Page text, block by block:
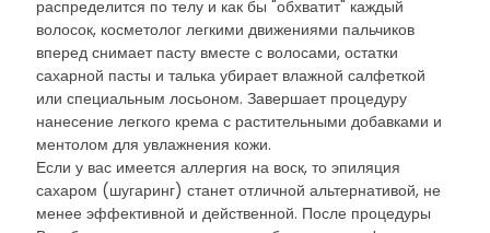
распределится по телу и как бы "обхватит" каждый
волосок, косметолог легкими движениями пальчиков
вперед снимает пасту вместе с волосами, остатки
сахарной пасты и талька убирает влажной салфеткой
или специальным лосьоном. Завершает процедуру
нанесение легкого крема с растительными добавками и
ментолом для увлажнения кожи.
Если у вас имеется аллергия на воск, то эпиляция
сахаром (шугаринг) станет отличной альтернативой, не
менее эффективной и действенной. После процедуры